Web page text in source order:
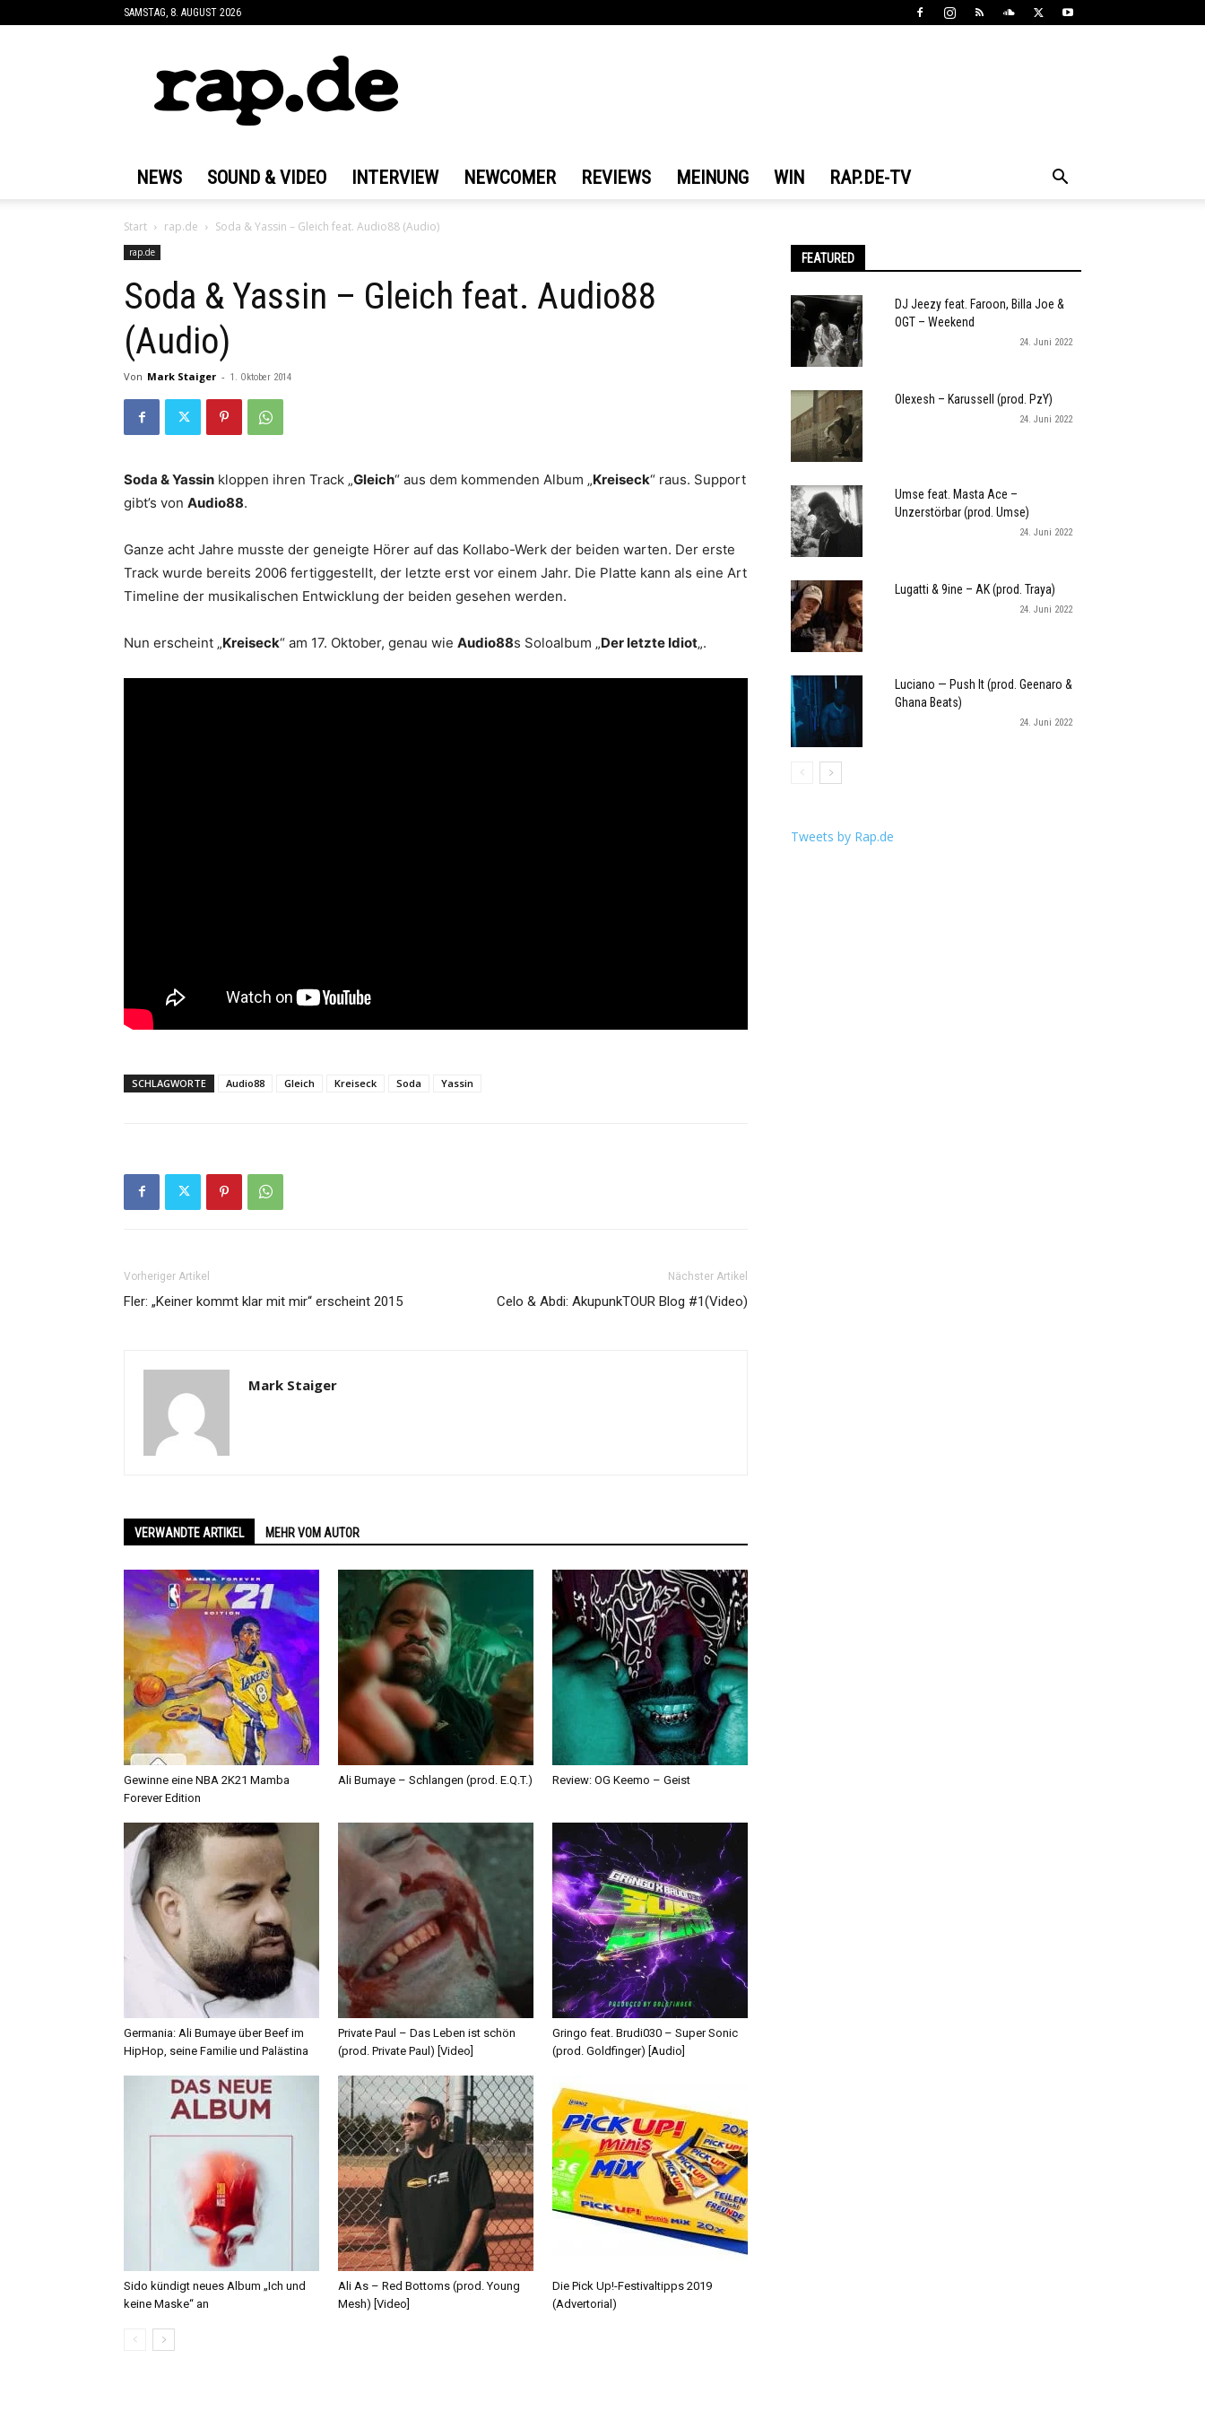
SAMSTAG, 8. AUGUST 2026
NEWS SOUND & VIDEO INTERVIEW NEWCOMER REVIEWS MEINUNG WIN RAP.DE-TV
Start rap.de Soda & Yassin – Gleich feat. Audio88 (Audio)
rap.de
Soda & Yassin – Gleich feat. Audio88
(Audio)
Von Mark Staiger - 1. Oktober 2014
Soda &Yassin kloppen ihren Track „Gleich“ aus dem kommenden Album „Kreiseck“ raus. Support
gibt’s von Audio88.
Ganze acht Jahre musste der geneigte Hörer auf das Kollabo-Werk der beiden warten. Der erste
Track wurde bereits 2006 fertiggestellt, der letzte erst vor einem Jahr. Die Platte kann als eine Art
Timeline der musikalischen Entwicklung der beiden gesehen werden.
Nun erscheint „Kreiseck“ am 17. Oktober, genau wie Audio88s Soloalbum „Der letzte Idiot„.
SCHLAGWORTE Audio88 Gleich Kreiseck Soda Yassin
Vorheriger Artikel
Fler: „Keiner kommt klar mit mir“ erscheint 2015
Nächster Artikel
Celo & Abdi: AkupunkTOUR Blog #1(Video)
Mark Staiger
VERWANDTE ARTIKEL MEHR VOM AUTOR
Gewinne eine NBA 2K21 Mamba
Forever Edition
Ali Bumaye – Schlangen (prod. E.Q.T.) Review: OG Keemo – Geist
Germania: Ali Bumaye über Beef im
HipHop, seine Familie und Palästina
Private Paul – Das Leben ist schön
(prod. Private Paul) [Video]
Gringo feat. Brudi030 – Super Sonic
(prod. Goldfinger) [Audio]
Sido kündigt neues Album „Ich und
keine Maske“ an
Ali As – Red Bottoms (prod. Young
Mesh) [Video]
Die Pick Up!-Festivaltipps 2019
(Advertorial)
FEATURED
DJ Jeezy feat. Faroon, Billa Joe &
OGT – Weekend
24. Juni 2022
Olexesh – Karussell (prod. PzY)
24. Juni 2022
Umse feat. Masta Ace –
Unzerstörbar (prod. Umse)
24. Juni 2022
Lugatti & 9ine – AK (prod. Traya)
24. Juni 2022
Luciano — Push It (prod. Geenaro &
Ghana Beats)
24. Juni 2022
Tweets by Rap.de